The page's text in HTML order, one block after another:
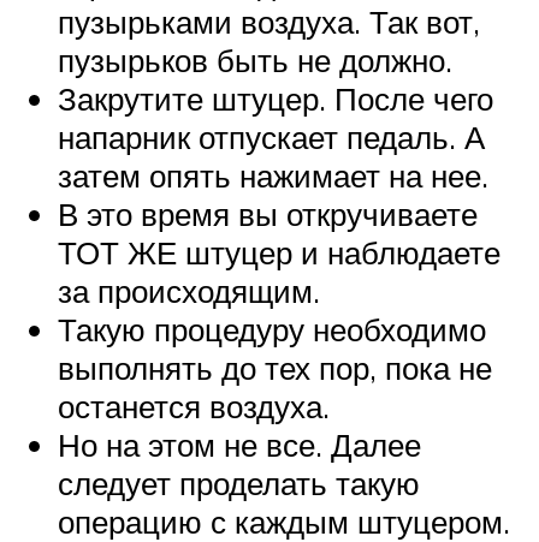
пузырьками воздуха. Так вот,
пузырьков быть не должно.
Закрутите штуцер. После чего
напарник отпускает педаль. А
затем опять нажимает на нее.
В это время вы откручиваете
ТОТ ЖЕ штуцер и наблюдаете
за происходящим.
Такую процедуру необходимо
выполнять до тех пор, пока не
останется воздуха.
Но на этом не все. Далее
следует проделать такую
операцию с каждым штуцером.